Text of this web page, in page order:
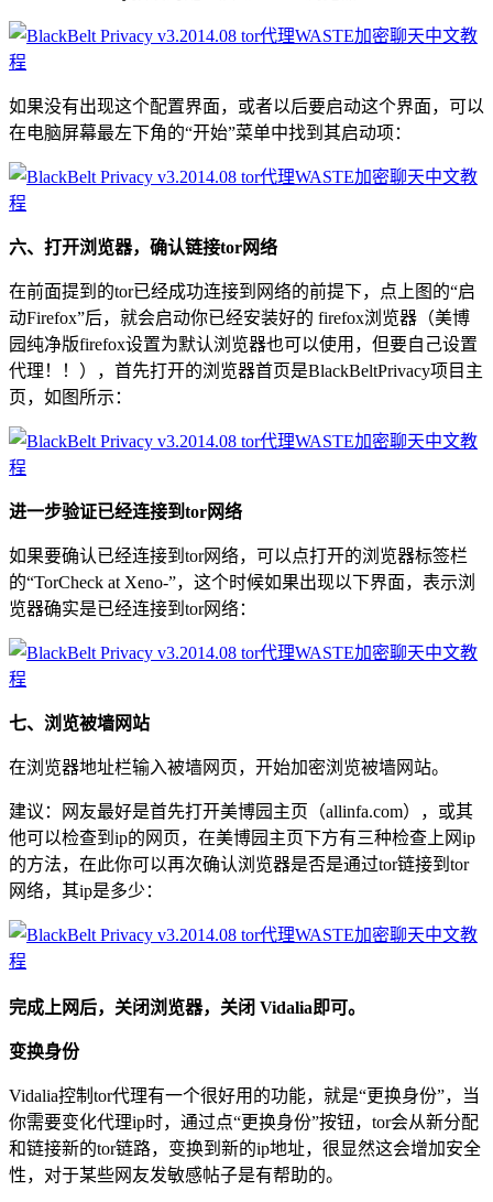
如果没有出现这个配置界面，或者以后要启动这个界面，可以
在电脑屏幕最左下角的“开始”菜单中找到其启动项：
六、打开浏览器，确认链接tor网络
在前面提到的tor已经成功连接到网络的前提下，点上图的“启
动Firefox”后，就会启动你已经安装好的 firefox浏览器（美博
园纯净版firefox设置为默认浏览器也可以使用，但要自己设置
代理！！），首先打开的浏览器首页是BlackBeltPrivacy项目主
页，如图所示：
进一步验证已经连接到tor网络
如果要确认已经连接到tor网络，可以点打开的浏览器标签栏
的“TorCheck at Xeno-”，这个时候如果出现以下界面，表示浏
览器确实是已经连接到tor网络：
七、浏览被墙网站
在浏览器地址栏输入被墙网页，开始加密浏览被墙网站。
建议：网友最好是首先打开美博园主页（allinfa.com），或其
他可以检查到ip的网页，在美博园主页下方有三种检查上网ip
的方法，在此你可以再次确认浏览器是否是通过tor链接到tor
网络，其ip是多少：
完成上网后，关闭浏览器，关闭 Vidalia即可。
变换身份
Vidalia控制tor代理有一个很好用的功能，就是“更换身份”，当
你需要变化代理ip时，通过点“更换身份”按钮，tor会从新分配
和链接新的tor链路，变换到新的ip地址，很显然这会增加安全
性，对于某些网友发敏感帖子是有帮助的。